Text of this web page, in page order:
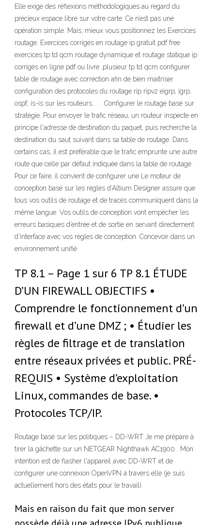
Elle exige des réflexions méthodologiques au regard du
précieux espace libre sur votre carte. Ce n’est pas une
opération simple. Mais, mieux vous positionnez les Exercices
routage. Exercices corrigés en routage ip gratuit pdf free
exercices tp td qcm routage dynamique et routage statique ip
corrigés en ligne pdf ou livre ,plusieur tp td qcm configurer
table de routage avec correction afin de bien maitriser
configuration des protocoles du routage rip ripv2 eigrp, igrp,
ospf, is-is sur les routeurs . . . Configurer le routage basé sur
stratégie. Pour envoyer le trafic réseau, un routeur inspecte en
principe l'adresse de destination du paquet, puis recherche la
destination du saut suivant dans sa table de routage. Dans
certains cas, il est préférable que le trafic emprunte une autre
route que celle par défaut indiquée dans la table de routage.
Pour ce faire, il convient de configurer une Le moteur de
conception basé sur les règles d’Altium Designer assure que
tous vos outils de routage et de tracés communiquent dans la
même langue. Vos outils de conception vont empêcher les
erreurs basiques d’entrée et de sortie en servant directement
d’interface avec vos règles de conception. Concevoir dans un
environnement unifié
TP 8.1 – Page 1 sur 6 TP 8.1 ÉTUDE
D’UN FIREWALL OBJECTIFS •
Comprendre le fonctionnement d’un
firewall et d’une DMZ ; • Étudier les
règles de filtrage et de translation
entre réseaux privées et public. PRÉ-
REQUIS • Système d’exploitation
Linux, commandes de base. •
Protocoles TCP/IP.
Routage basé sur les politiques – DD-WRT Je me prépare à
tirer la gâchette sur un NETGEAR Nighthawk AC1900 . Mon
intention est de flasher l'appareil avec DD-WRT et de
configurer une connexion OpenVPN à travers elle (je suis
actuellement hors des états pour le travail).
Mais en raison du fait que mon server